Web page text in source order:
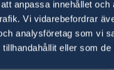
anpassa innehållet
Vi vidarebefordrar
analysföretag som vi
eller som